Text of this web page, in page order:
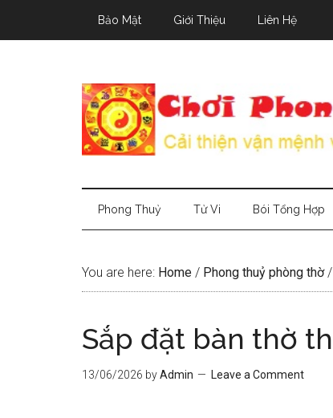
Bảo Mật Giới Thiệu Liên Hệ
Phong Thuỷ Tử Vi Bói Tổng Hợp
You are here: Home / Phong thuỷ phòng thờ /
Sắp đặt bàn thờ
13/06/2026 byAdmin Leave a Comment